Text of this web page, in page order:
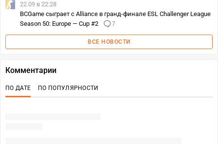
22.09 в 22:28
BCGame сыграет с Alliance в гранд-финале ESL Challenger League
Season 50: Europe — Cup #2
7
ВСЕ НОВОСТИ
Комментарии
ПО ДАТЕ ПО ПОПУЛЯРНОСТИ